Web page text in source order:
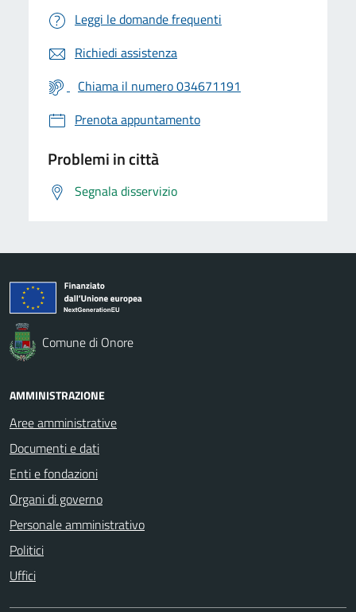
Leggi le domande frequenti
Richiedi assistenza
Chiama il numero 034671191
Prenota appuntamento
Problemi in città
Segnala disservizio
Comune di Onore
AMMINISTRAZIONE
Aree amministrative
Documenti e dati
Enti e fondazioni
Organi di governo
Personale amministrativo
Politici
Uffici